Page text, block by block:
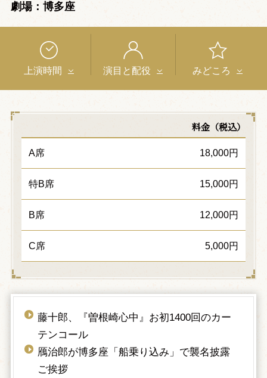
劇場：博多座
上演時間 演目と配役 みどころ
料金（税込）
A席 18,000円
特B席 15,000円
B席 12,000円
C席 5,000円
藤十郎、『曽根崎心中』お初1400回のカー
テンコール
鴈治郎が博多座「船乗り込み」で襲名披露
ご挨拶